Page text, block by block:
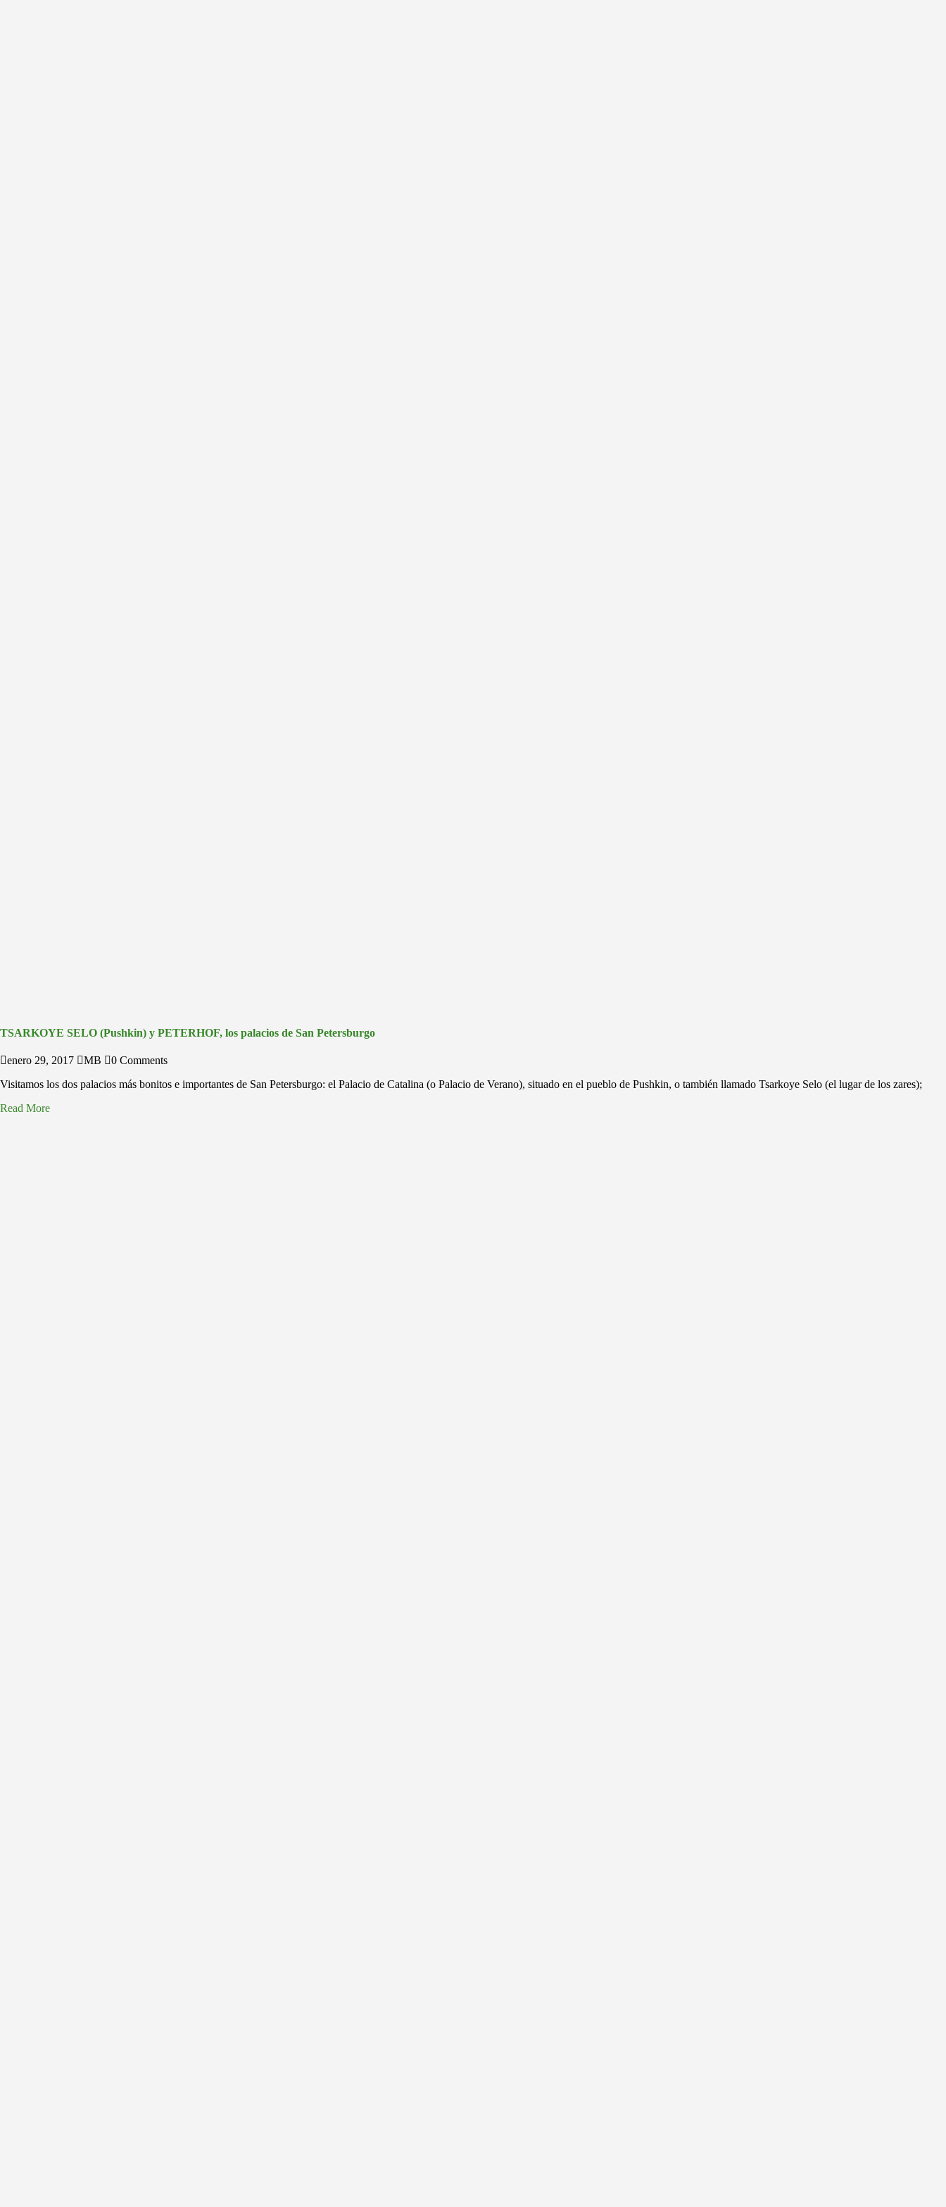
TSARKOYE SELO (Pushkin) y PETERHOF, los palacios de San Petersburgo
enero 29, 2017 MB
0 Comments
Visitamos los dos palacios más bonitos e importantes de San Petersburgo: el Palacio de Catalina (o Palacio de Verano), situado en el pueblo de Pushkin, o también llamado Tsarkoye Selo (el lugar de los zares);
Read More